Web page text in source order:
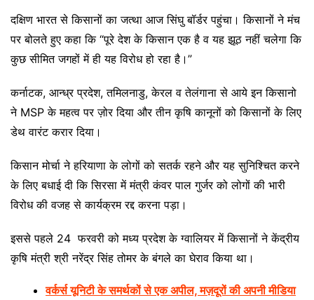
दक्षिण भारत से किसानों का जत्था आज सिंघु बॉर्डर पहुंचा। किसानों ने मंच
पर बोलते हुए कहा कि “पूरे देश के किसान एक है व यह झूठ नहीं चलेगा कि
कुछ सीमित जगहों में ही यह विरोध हो रहा है।”
कर्नाटक, आन्ध्र प्रदेश, तमिलनाडु, केरल व तेलंगाना से आये इन किसानो
ने MSP के महत्व पर ज़ोर दिया और तीन कृषि कानूनों को किसानों के लिए
डेथ वारंट करार दिया।
किसान मोर्चा ने हरियाणा के लोगों को सतर्क रहने और यह सुनिश्चित करने
के लिए बधाई दी कि सिरसा में मंत्री कंवर पाल गुर्जर को लोगों की भारी
विरोध की वजह से कार्यक्रम रद्द करना पड़ा।
इससे पहले 24 फरवरी को मध्य प्रदेश के ग्वालियर में किसानों ने केंद्रीय
कृषि मंत्री श्री नरेंद्र सिंह तोमर के बंगले का घेराव किया था।
वर्कर्स यूनिटी के समर्थकों से एक अपील, मज़दूरों की अपनी मीडिया